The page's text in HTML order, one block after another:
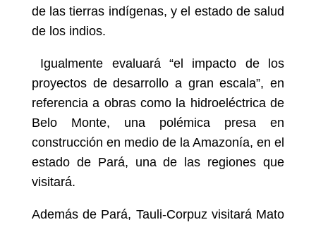
de las tierras indígenas, y el estado de salud
de los indios.
Igualmente evaluará “el impacto de los
proyectos de desarrollo a gran escala”, en
referencia a obras como la hidroeléctrica de
Belo Monte, una polémica presa en
construcción en medio de la Amazonía, en el
estado de Pará, una de las regiones que
visitará.
Además de Pará, Tauli-Corpuz visitará Mato